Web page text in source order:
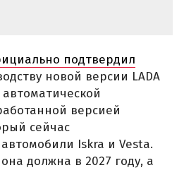
подтвердил
новой версии LADA
версией
сейчас
Iskra и Vesta.
должна в 2027 году, а